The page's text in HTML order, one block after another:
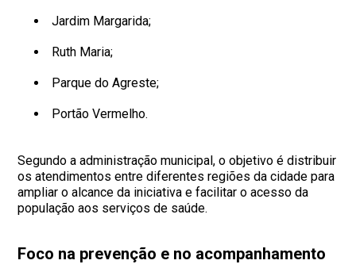
Jardim Margarida;
Ruth Maria;
Parque do Agreste;
Portão Vermelho.
Segundo a administração municipal, o objetivo é distribuir
os atendimentos entre diferentes regiões da cidade para
ampliar o alcance da iniciativa e facilitar o acesso da
população aos serviços de saúde.
Foco na prevenção e no acompanhamento